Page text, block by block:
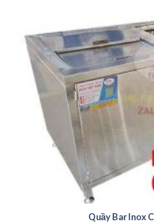
Quầy Bar Inox